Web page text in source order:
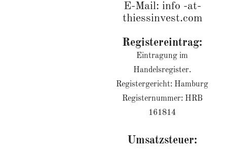
E-Mail: info -at-
thiessinvest.com
Registereintrag:
Eintragung im
Handelsregister.
Registergericht: Hamburg
Registernummer: HRB
161814
Umsatzsteuer: